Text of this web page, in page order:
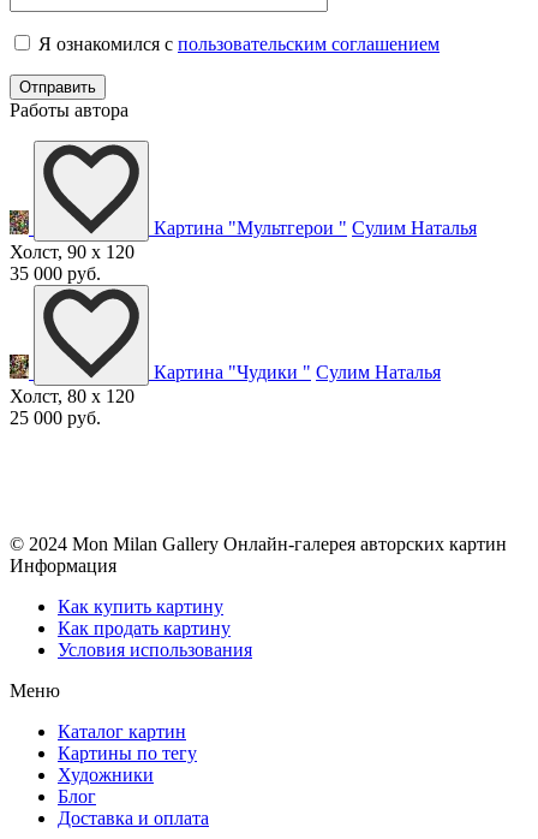
Я ознакомился с пользовательским соглашением
Работы автора
Картина "Мультгерои " Сулим Наталья
Холст, 90 x 120
35 000 руб.
Картина "Чудики " Сулим Наталья
Холст, 80 x 120
25 000 руб.
© 2024 Mon Milan Gallery Онлайн-галерея авторских картин
Информация
Как купить картину
Как продать картину
Условия использования
Меню
Каталог картин
Картины по тегу
Художники
Блог
Доставка и оплата